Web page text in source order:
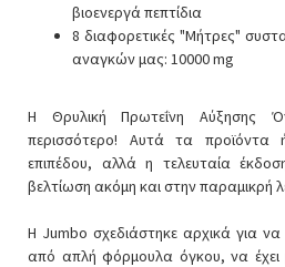
βιοενεργά πεπτίδια
8 διαφορετικές "Μήτρες"
αναγκών μας: 10000 mg
Η Θρυλική Πρωτεΐνη Αύξησης
περισσότερο! Αυτά τα προϊόντα
επιπέδου, αλλά η τελευταία
βελτίωση ακόμη και στην παραμικρή
Η Jumbo σχεδιάστηκε αρχικά για
από απλή φόρμουλα όγκου, να έχει